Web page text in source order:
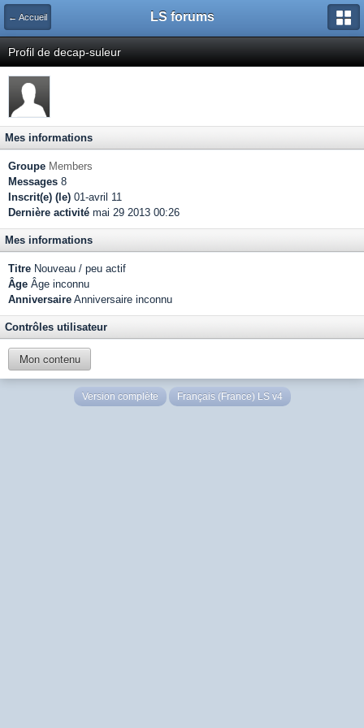
← Accueil LS forums
Profil de decap-suleur
Mes informations
Groupe Members
Messages 8
Inscrit(e) (le) 01-avril 11
Dernière activité mai 29 2013 00:26
Mes informations
Titre Nouveau / peu actif
Âge Âge inconnu
Anniversaire Anniversaire inconnu
Contrôles utilisateur
Mon contenu
Version complète Français (France) LS v4